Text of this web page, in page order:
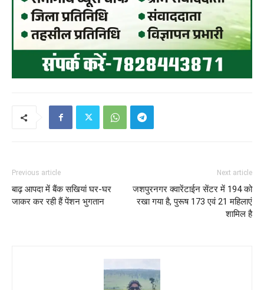
Previous article
बाढ़ आपदा में बैंक सखियां घर-घर
जाकर कर रही हैं पेंशन भुगतान
Next article
जशपुरनगर क्वारेंटाईन सेंटर में 194 को
रखा गया है, पुरूष 173 एवं 21 महिलाएं
शामिल है